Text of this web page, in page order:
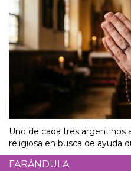
Uno de cada tres argentinos
religiosa en busca de ayuda
FARÁNDULA